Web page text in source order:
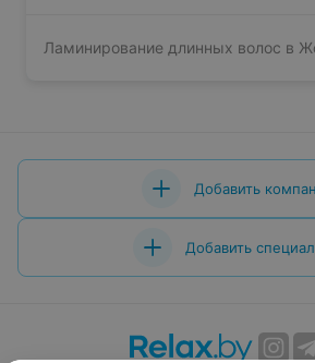
Ламинирование длинных волос в
Добавить
Добавить